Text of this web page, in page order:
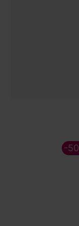
-